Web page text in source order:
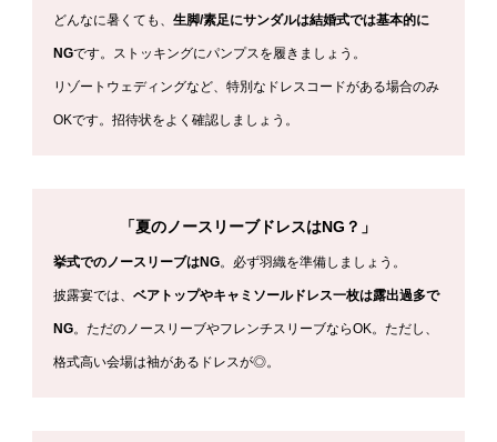
どんなに暑くても、 生脚/素足にサンダルは結婚式では基本的に
NGです。ストッキングにパンプスを履きましょう。
リゾートウェディングなど、特別なドレスコードがある場合のみ
OKです。招待状をよく確認しましょう。
「夏のノースリーブドレスはNG？」
挙式でのノースリーブはNG。必ず羽織を準備しましょう。
披露宴では、 ベアトップやキャミソールドレス一枚は露出過多で
NG。ただのノースリーブやフレンチスリーブならOK。ただし、
格式高い会場は袖があるドレスが◎。